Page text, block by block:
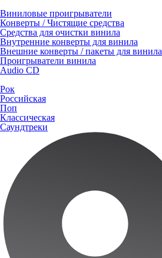
Виниловые проигрыватели
Конверты / Чистящие средства
Средства для очистки винила
Внутренние конверты для винила
Внешние конверты / пакеты для винила
Проигрыватели винила
Audio CD
Рок
Российская
Поп
Классическая
Саундтреки